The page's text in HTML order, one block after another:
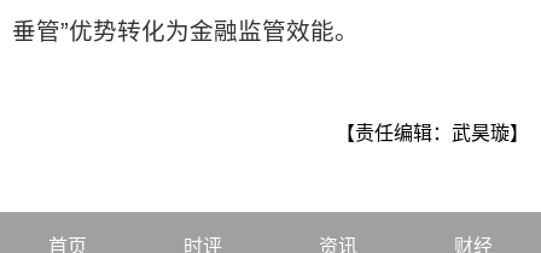
垂管”优势转化为金融监管效能。
【责任编辑：武昊璇】
首页 时评 资讯 财经